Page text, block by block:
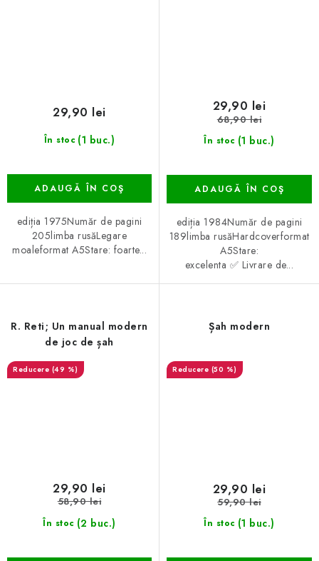
În stoc (1 buc.)
29,90 lei
ADAUGĂ ÎN COŞ
ediția 1975Număr de pagini
205limba rusăLegare
moaleformat A5Stare: foarte...
În stoc (1 buc.)
29,90 lei
68,90 lei
ADAUGĂ ÎN COŞ
ediția 1984Număr de pagini
189limba rusăHardcoverformat
A5Stare:
excelenta ✅ Livrare de...
R. Reti; Un manual modern
de joc de șah
(49 %)
În stoc (2 buc.)
29,90 lei
58,90 lei
Șah modern
(50 %)
În stoc (1 buc.)
29,90 lei
59,90 lei